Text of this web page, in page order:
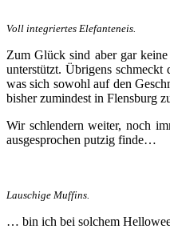
Voll integriertes Elefanteneis.
Zum Glück sind aber gar
unterstützt. Übrigens
was sich sowohl auf den
bisher zumindest in Flensburg
Wir schlendern weiter, noch
ausgesprochen putzig finde…
Lauschige Muffins.
… bin ich bei solchem